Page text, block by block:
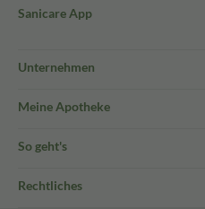
Sanicare App
Unternehmen
Meine Apotheke
So geht's
Rechtliches